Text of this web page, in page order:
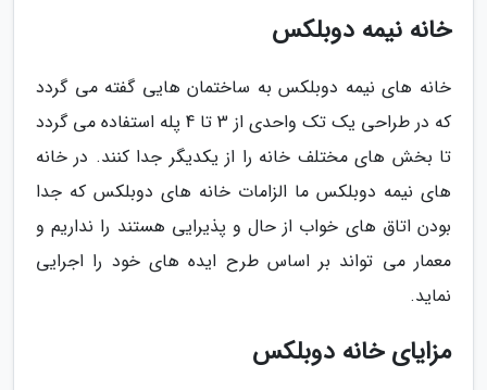
خانه نیمه دوبلکس
خانه های نیمه دوبلکس به ساختمان هایی گفته می گردد
که در طراحی یک تک واحدی از 3 تا 4 پله استفاده می گردد
تا بخش های مختلف خانه را از یکدیگر جدا کنند. در خانه
های نیمه دوبلکس ما الزامات خانه های دوبلکس که جدا
بودن اتاق های خواب از حال و پذیرایی هستند را نداریم و
معمار می تواند بر اساس طرح ایده های خود را اجرایی
نماید.
مزایای خانه دوبلکس